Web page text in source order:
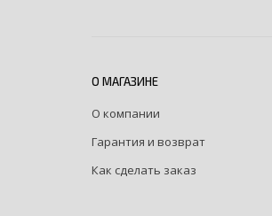
О МАГАЗИНЕ
О компании
Гарантия и возврат
Как сделать заказ